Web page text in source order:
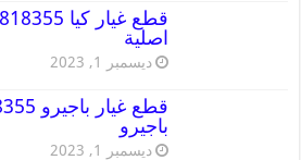
اصلية
ديسمبر 1, 2023
باجيرو
ديسمبر 1, 2023